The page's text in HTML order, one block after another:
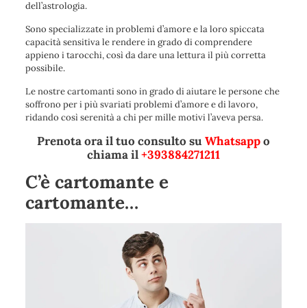
dell’astrologia.
Sono specializzate in problemi d’amore e la loro spiccata
capacità sensitiva le rendere in grado di comprendere
appieno i tarocchi, così da dare una lettura il più corretta
possibile.
Le nostre cartomanti sono in grado di aiutare le persone che
soffrono per i più svariati problemi d’amore e di lavoro,
ridando così serenità a chi per mille motivi l’aveva persa.
Prenota ora il tuo consulto su Whatsappo
chiama il+393884271211
C’è cartomante e
cartomante…